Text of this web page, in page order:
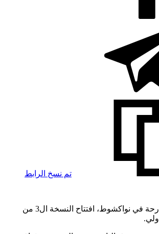
تم نسخ الرابط
الريادة / تم الليلة البارحة في نواكشوط، افتتاح النسخة ال3 من